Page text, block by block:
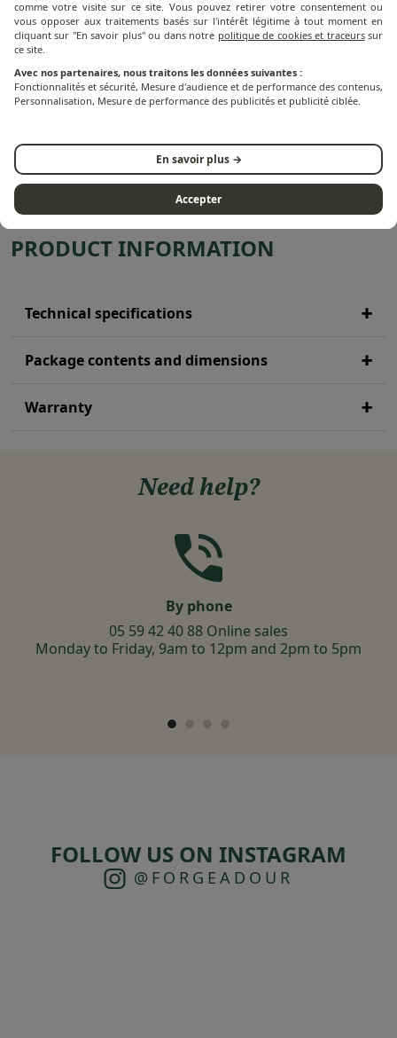
protect your support from bad weather and dirt. This
case is waterproof and UV resistant and features a
resistance.
Box 60 trolley and the steel trolley, references CHBA
60, TRA N and TRA NG.
PRODUCT INFORMATION
Technical specifications
Package contents and dimensions
Warranty
Need help?
By phone
05 59 42 40 88 Online sales
Monday to Friday, 9am to 12pm and 2pm to 5pm
FOLLOW US ON INSTAGRAM
@FORGEADOUR
comme votre visite sur ce site. Vous pouvez retirer votre consentement ou
vous opposer aux traitements basés sur l'intérêt légitime à tout moment en
cliquant sur "En savoir plus" ou dans notre politique de cookies et traceurssur
ce site.
Avec nos partenaires, nous traitons les données suivantes :
Fonctionnalités et sécurité, Mesure d'audience et de performance des contenus,
Personnalisation, Mesure de performance des publicités et publicité ciblée.
En savoir plus →
Accepter